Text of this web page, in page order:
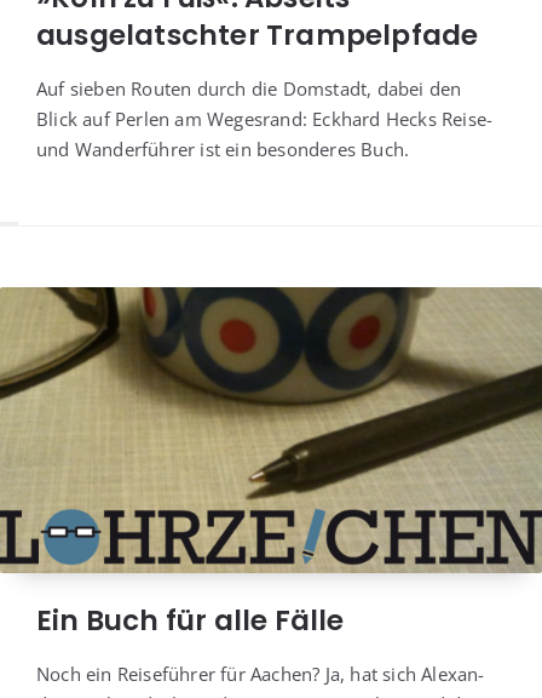
ausgelatschter Trampelpfade
Auf sie­ben Rou­ten durch die Dom­stadt, dabei den
Blick auf Per­len am Weges­rand: Eck­hard Hecks Rei­se-
und Wan­der­füh­rer ist ein beson­de­res Buch.
Ein Buch für alle Fälle
Noch ein Rei­se­füh­rer für Aachen? Ja, hat sich Alex­an­